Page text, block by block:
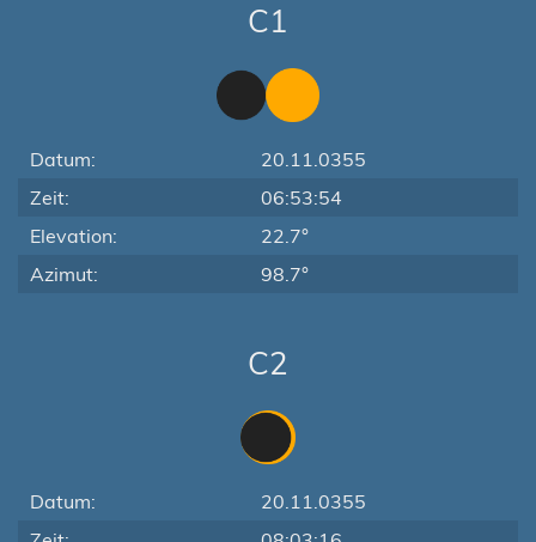
C1
Datum:
20.11.0355
Zeit:
06:53:54
Elevation:
22.7°
Azimut:
98.7°
C2
Datum:
20.11.0355